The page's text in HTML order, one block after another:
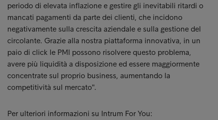
periodo di elevata inflazione e gestire gli inevitabili ritardi o
mancati pagamenti da parte dei clienti, che incidono
negativamente sulla crescita aziendale e sulla gestione del
circolante. Grazie alla nostra piattaforma innovativa, in un
paio di click le PMI possono risolvere questo problema,
avere più liquidità a disposizione ed essere maggiormente
concentrate sul proprio business, aumentando la
competitività sul mercato".
Per ulteriori informazioni su Intrum For You: